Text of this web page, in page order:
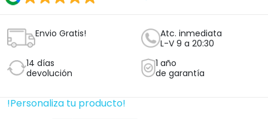
Envio Gratis!
Atc. inmediata
L-V 9 a 20:30
14 días
devolución
1 año
de garantía
!Personaliza tu producto!